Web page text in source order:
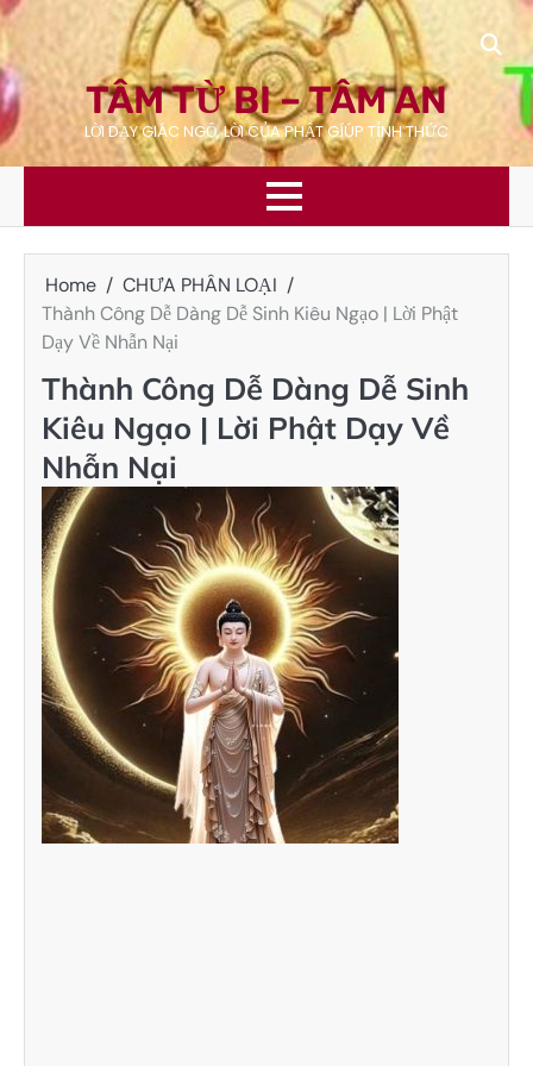
Skip
to
content
TÂM TỪ BI – TÂM AN
LỜI DẠY GIÁC NGỘ, LỜI CỦA PHẬT GÍÚP TỈNH THỨC
Home
CHƯA PHÂN LOẠI
Thành Công Dễ Dàng Dễ Sinh Kiêu Ngạo | Lời Phật
Dạy Về Nhẫn Nại
Thành Công Dễ Dàng Dễ Sinh
Kiêu Ngạo | Lời Phật Dạy Về
Nhẫn Nại